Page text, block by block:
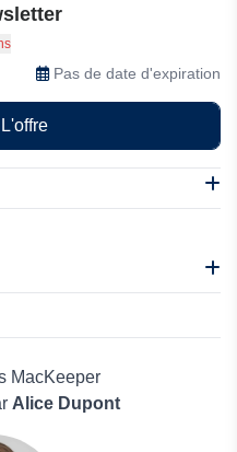
MacKeeper
Alice Dupont
newsletter pour obtenir des
des codes et des réductions
Pas de date d'expiration